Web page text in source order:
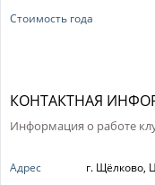
Стоимость года
КОНТАКТНАЯ
Информация о работе
Адрес
г. Щёлково,